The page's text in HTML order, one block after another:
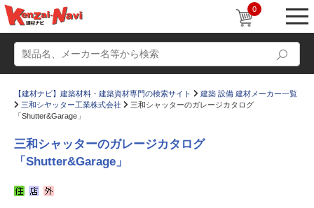
0
【建材ナビ】建築材料・建築資材専門の検索サイト
建築 設備 建材メーカー一覧
三和シヤッター工業株式会社
三和シャッターのガレージカタログ
「Shutter&Garage」
三和シャッターのガレージカタログ
「Shutter&Garage」